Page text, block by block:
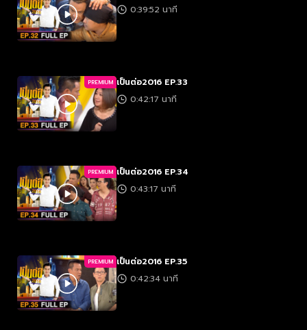
0:39:52 นาที
PREMIUM เป็นต่อ2016 EP.33
0:42:17 นาที
PREMIUM เป็นต่อ2016 EP.34
0:43:17 นาที
PREMIUM เป็นต่อ2016 EP.35
0:42:34 นาที